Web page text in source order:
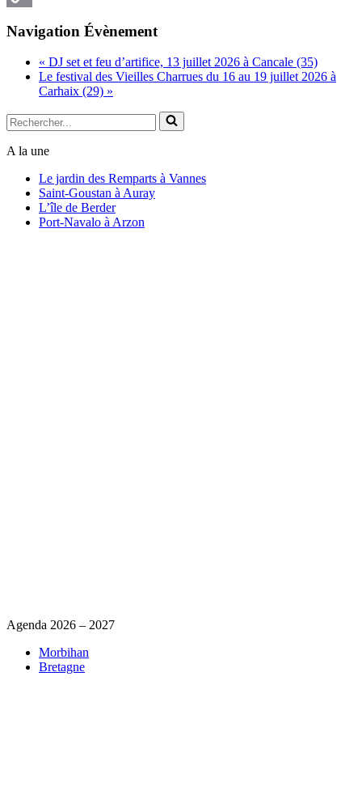
Navigation Évènement
« DJ set et feu d’artifice, 13 juillet 2026 à Cancale (35)
Le festival des Vieilles Charrues du 16 au 19 juillet 2026 à
Carhaix (29) »
Rechercher...
A la une
Le jardin des Remparts à Vannes
Saint-Goustan à Auray
L’île de Berder
Port-Navalo à Arzon
Agenda 2026 – 2027
Morbihan
Bretagne